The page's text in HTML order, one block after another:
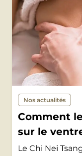
Nos actualités
Comment
sur le
Le Chi Nei